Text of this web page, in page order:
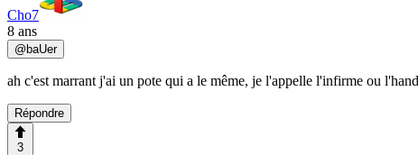
Cho7
8 ans
@ baUer
ah c'est marrant j'ai un pote qui a le même, je l'appelle l'infirme ou
Répondre
3